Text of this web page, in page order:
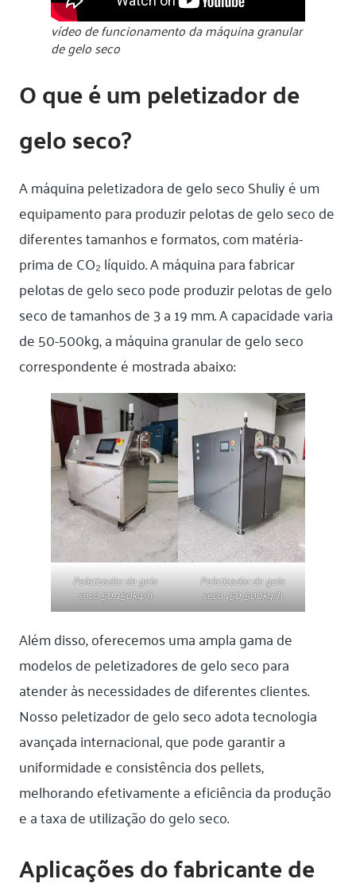
vídeo de funcionamento da máquina granular
de gelo seco
O que é um peletizador de
gelo seco?
A máquina peletizadora de gelo seco Shuliy é um
equipamento para produzir pelotas de gelo seco de
diferentes tamanhos e formatos, com matéria-
prima de CO₂ líquido. A máquina para fabricar
pelotas de gelo seco pode produzir pelotas de gelo
seco de tamanhos de 3 a 19 mm. A capacidade varia
de 50-500kg, a máquina granular de gelo seco
correspondente é mostrada abaixo:
Peletizador de gelo
seco 50-150kg/h
Peletizador de gelo
seco 150-500kg/h
Além disso, oferecemos uma ampla gama de
modelos de peletizadores de gelo seco para
atender às necessidades de diferentes clientes.
Nosso peletizador de gelo seco adota tecnologia
avançada internacional, que pode garantir a
uniformidade e consistência dos pellets,
melhorando efetivamente a eficiência da produção
e a taxa de utilização do gelo seco.
Aplicações do fabricante de